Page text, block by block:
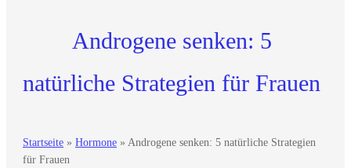
Androgene senken: 5
natürliche Strategien für Frauen
Startseite » Hormone » Androgene senken: 5 natürliche Strategien
für Frauen